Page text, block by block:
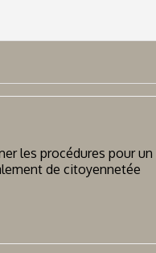
les procédures pour un
de citoyennetée